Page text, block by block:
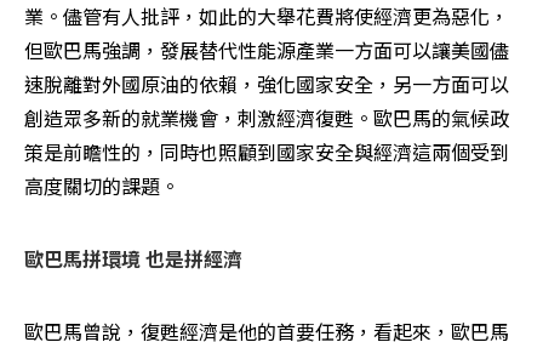
業。儘管有人批評，如此的大舉花費將使經濟更為惡化，
但歐巴馬強調，發展替代性能源產業一方面可以讓美國儘
速脫離對外國原油的依賴，強化國家安全，另一方面可以
創造眾多新的就業機會，刺激經濟復甦。歐巴馬的氣候政
策是前瞻性的，同時也照顧到國家安全與經濟這兩個受到
高度關切的課題。
歐巴馬拼環境 也是拼經濟
歐巴馬曾說，復甦經濟是他的首要任務，看起來，歐巴馬